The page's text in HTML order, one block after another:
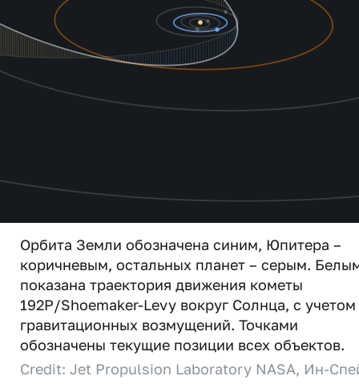
Орбита Земли обозначена синим, Юпитера –
коричневым, остальных планет – серым.
показана траектория движения кометы
192P/Shoemaker-Levy вокруг Солнца, с учетом
гравитационных возмущений. Точками
обозначены текущие позиции всех объектов.
Credit: Jet Propulsion Laboratory NASA, Ин-